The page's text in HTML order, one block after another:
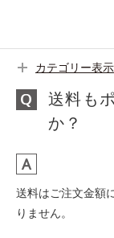
カテゴリー表示
送料も
か？
送料はご注文金額
りません。